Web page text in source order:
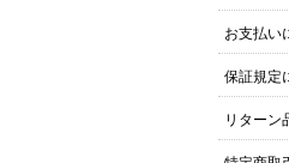
お支払い
保証規定
リターン